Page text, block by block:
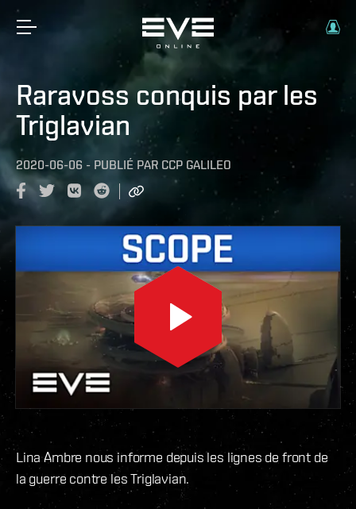
Raravoss conquis par les
Triglavian
2020-06-06 - PUBLIÉ PAR CCP GALILEO
Lina Ambre nous informe depuis les lignes de front de
la guerre contre les Triglavian.